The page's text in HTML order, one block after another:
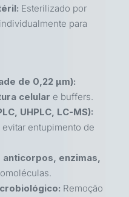
Esterilizado por
para
de 0,22 µm):
celular e buffers.
UHPLC, LC-MS):
entupimento de
anticorpos, enzimas,
Remoção